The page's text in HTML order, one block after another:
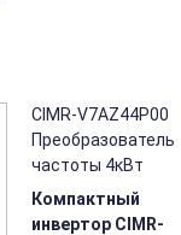
CIMR-V7AZ44P00
Преобразователь
частоты 4кВт
Компактный
инвертор CIMR-